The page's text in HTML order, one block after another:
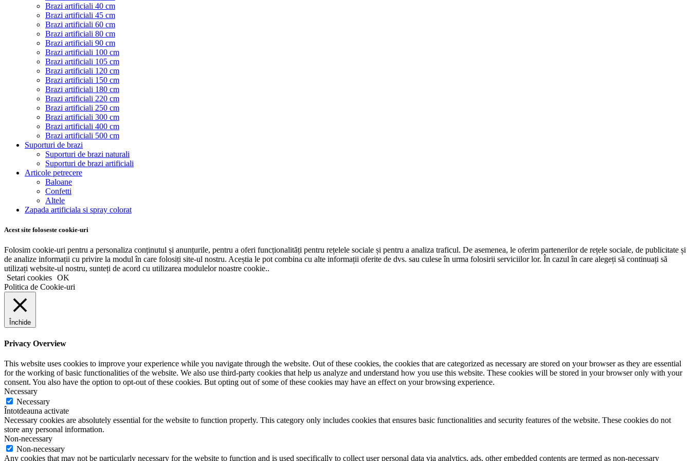
Brazi artificiali 40 cm
Brazi artificiali 45 cm
Brazi artificiali 60 cm
Brazi artificiali 80 cm
Brazi artificiali 90 cm
Brazi artificiali 100 cm
Brazi artificiali 105 cm
Brazi artificiali 120 cm
Brazi artificiali 150 cm
Brazi artificiali 180 cm
Brazi artificiali 220 cm
Brazi artificiali 250 cm
Brazi artificiali 300 cm
Brazi artificiali 400 cm
Brazi artificiali 500 cm
Suporturi de brazi
Suporturi de brazi naturali
Suporturi de brazi artificiali
Articole petrecere
Baloane
Confetti
Altele
Zapada artificiala si spray colorat
Acest site foloseste cookie-uri
Folosim cookie-uri pentru a personaliza conținutul și anunțurile, pentru a oferi funcționalități pentru rețelele sociale și pentru a analiza traficul. De asemenea, le oferim partenerilor de rețele sociale, de publicitate și
de analize informații cu privire la modul în care folosiți site-ul nostru. Aceștia le pot combina cu alte informații oferite de dvs. sau culese în urma folosirii serviciilor lor. În cazul în care alegeți să continuați să
utilizați website-ul nostru, sunteți de acord cu utilizarea modulelor noastre cookie..
Setari cookies OK
Politica de Cookie-uri
Închide
Privacy Overview
This website uses cookies to improve your experience while you navigate through the website. Out of these cookies, the cookies that are categorized as necessary are stored on your browser as they are essential
for the working of basic functionalities of the website. We also use third-party cookies that help us analyze and understand how you use this website. These cookies will be stored in your browser only with your
consent. You also have the option to opt-out of these cookies. But opting out of some of these cookies may have an effect on your browsing experience.
Necessary
Necessary
Întotdeauna activate
Necessary cookies are absolutely essential for the website to function properly. This category only includes cookies that ensures basic functionalities and security features of the website. These cookies do not
store any personal information.
Non-necessary
Non-necessary
Any cookies that may not be particularly necessary for the website to function and is used specifically to collect user personal data via analytics, ads, other embedded contents are termed as non-necessary